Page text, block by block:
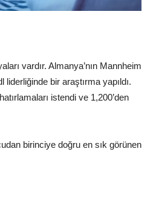
vardır. Almanya’nın Mannheim
bir araştırma yapıldı.
istendi ve 1,200’den
birinciye doğru en sık görünen